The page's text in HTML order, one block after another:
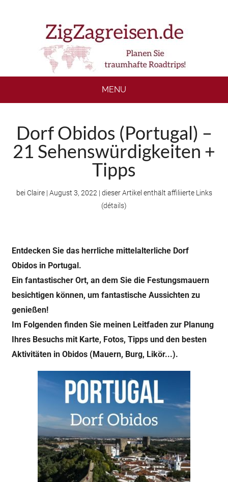
MENU
Dorf Obidos (Portugal) –
21 Sehenswürdigkeiten +
Tipps
bei Claire| August 3, 2022 | dieser Artikel enthält affiliierte Links
(détails)
Entdecken Sie das herrliche mittelalterliche Dorf
Obidos in Portugal.
Ein fantastischer Ort, an dem Sie die Festungsmauern
besichtigen können, um fantastische Aussichten zu
genießen!
Im Folgenden finden Sie meinen Leitfaden zur Planung
Ihres Besuchs mit Karte, Fotos, Tipps und den besten
Aktivitäten in Obidos (Mauern, Burg, Likör...).